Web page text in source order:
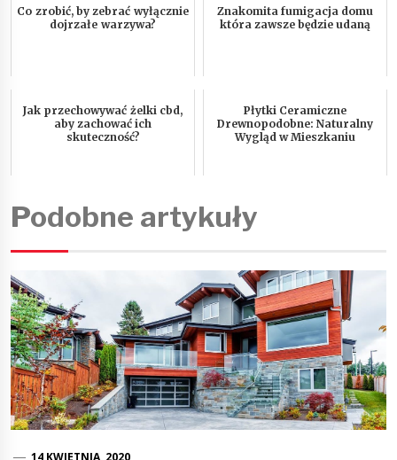
Co zrobić, by zebrać wyłącznie
dojrzałe warzywa?
Znakomita fumigacja domu
która zawsze będzie udaną
Jak przechowywać żelki cbd,
aby zachować ich
skuteczność?
Płytki Ceramiczne
Drewnopodobne: Naturalny
Wygląd w Mieszkaniu
Podobne artykuły
14 KWIETNIA, 2020